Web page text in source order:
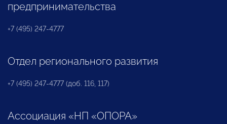
предпринимательства
+7 (495) 247-4777
Отдел регионального развития
+7 (495) 247-4777 (доб. 116, 117)
Ассоциация «НП «ОПОРА»